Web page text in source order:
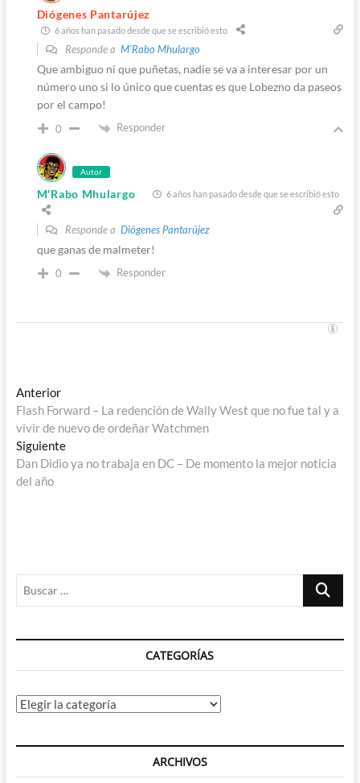
Diógenes Pantarújez
6 años han pasado desde que se escribió esto
Responde a M'Rabo Mhulargo
Que ambiguo ni que puñetas, nadie se va a interesar por un
número uno si lo único que cuentas es que Lobezno da paseos
por el campo!
0 Responder
Autor
M'Rabo Mhulargo 6 años han pasado desde que se escribió esto
Responde a Diógenes Pantarújez
que ganas de malmeter!
0 Responder
Navegación
de
entradas
AnteriorEntrada
anterior:
Flash Forward – La redención de Wally West que no fue tal y a
vivir de nuevo de ordeñar Watchmen
SiguienteEntrada
siguiente:
Dan Didio ya no trabaja en DC – De momento la mejor noticia
del año
Buscar
CATEGORÍAS
Categorías
ARCHIVOS